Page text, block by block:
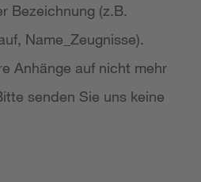
Bezeichnung (z.B.
Name_Zeugnisse).
Anhänge auf nicht mehr
senden Sie uns keine